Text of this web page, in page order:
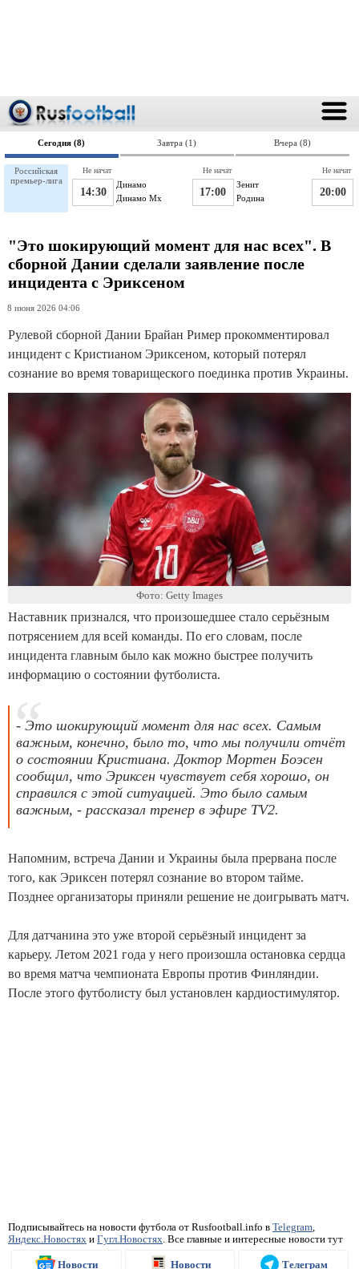
Сегодня (8) Завтра (1) Вчера (8)
Российская
премьер-лига
Динамо
14:30 Динамо Мх
Не начат
Зенит
17:00 Родина
Не начат
20:00
Не начат
"Это шокирующий момент для нас всех". В
сборной Дании сделали заявление после
инцидента с Эриксеном
8 июня 2026 04:06
Рулевой сборной Дании Брайан Ример прокомментировал
инцидент с Кристианом Эриксеном, который потерял
сознание во время товарищеского поединка против Украины.
Фото: Getty Images
Наставник признался, что произошедшее стало серьёзным
потрясением для всей команды. По его словам, после
инцидента главным было как можно быстрее получить
информацию о состоянии футболиста.
- Это шокирующий момент для нас всех. Самым
важным, конечно, было то, что мы получили отчёт
о состоянии Кристиана. Доктор Мортен Боэсен
сообщил, что Эриксен чувствует себя хорошо, он
справился с этой ситуацией. Это было самым
важным, - рассказал тренер в эфире TV2.
Напомним, встреча Дании и Украины была прервана после
того, как Эриксен потерял сознание во втором тайме.
Позднее организаторы приняли решение не доигрывать матч.
Для датчанина это уже второй серьёзный инцидент за
карьеру. Летом 2021 года у него произошла остановка сердца
во время матча чемпионата Европы против Финляндии.
После этого футболисту был установлен кардиостимулятор.
Подписывайтесь на новости футбола от Rusfootball.info в Telegram,
Яндекс.Новостях и Гугл.Новостях. Все главные и интересные новости тут
Новости Новости Телеграм